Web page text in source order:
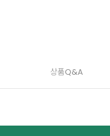
상품Q&A